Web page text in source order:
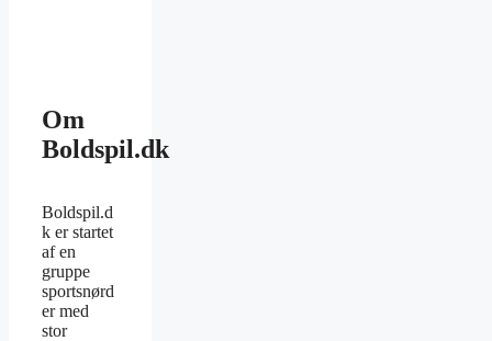
Om
Boldspil.dk
Boldspil.d
k er startet
af en
gruppe
sportsnørd
er med
stor